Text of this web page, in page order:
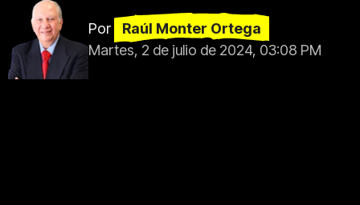
Por
Raúl Monter Ortega
Martes, 2 de julio de 2024, 03:08 PM